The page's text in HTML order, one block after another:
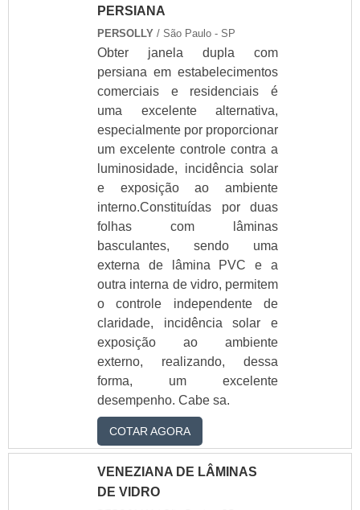
banheiro
promoção box para
banheiro
quanto custa box de
vidro para banheiro
quanto custa box
para banheiro
quanto custa um box
de banheiro
quanto custa um box
de vidro
quanto custa um box
de vidro para
banheiro
valor box de vidro
valor de box de
valor de box de vidro
para banheiro
venda de box para
banheiro
ver box de banheiro
box vidro banheiro
box vidro para
banheiro
box vidro preço
comprar box
PERSIANA
PERSOLLY / São Paulo - SP
Obter janela dupla com
persiana em estabelecimentos
comerciais e residenciais é
uma excelente alternativa,
especialmente por proporcionar
um excelente controle contra a
luminosidade, incidência solar
e exposição ao ambiente
interno.Constituídas por duas
folhas com lâminas
basculantes, sendo uma
externa de lâmina PVC e a
outra interna de vidro, permitem
o controle independente de
claridade, incidência solar e
exposição ao ambiente
externo, realizando, dessa
forma, um excelente
desempenho. Cabe sa.
COTAR AGORA
VENEZIANA DE LÂMINAS
DE VIDRO